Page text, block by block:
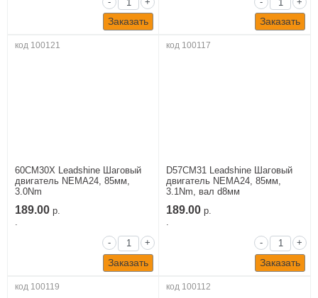
Заказать Заказать
код 100121
60CM30X Leadshine Шаговый
двигатель NEMA24, 85мм,
3.0Nm
189.00 р.
.
-
+
Заказать
код 100117
D57CM31 Leadshine Шаговый
двигатель NEMA24, 85мм,
3.1Nm, вал d8мм
189.00 р.
.
-
+
Заказать
код 100119 код 100112